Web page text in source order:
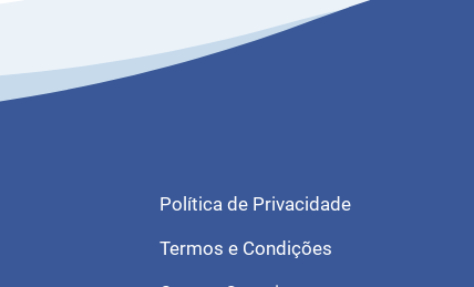
Política de Privacidade
Termos e Condições